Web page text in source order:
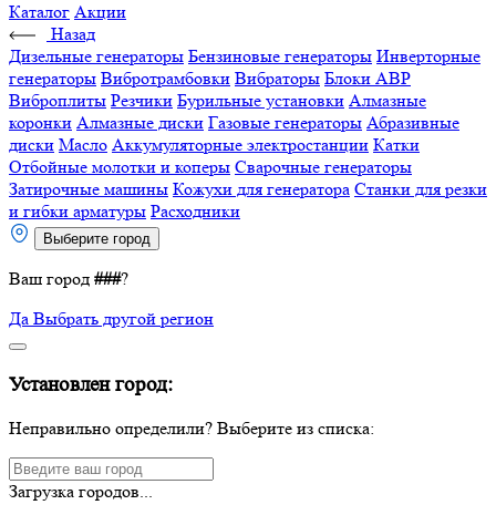
Каталог Акции
Назад
Дизельные генераторы Бензиновые генераторы Инверторные
генераторы Вибротрамбовки Вибраторы Блоки АВР
Виброплиты Резчики Бурильные установки Алмазные
коронки Алмазные диски Газовые генераторы Абразивные
диски Масло Аккумуляторные электростанции Катки
Отбойные молотки и коперы Сварочные генераторы
Затирочные машины Кожухи для генератора Станки для резки
и гибки арматуры Расходники
Выберите город
Ваш город ###?
Да Выбрать другой регион
Установлен город:
Неправильно определили? Выберите из списка:
Загрузка городов...